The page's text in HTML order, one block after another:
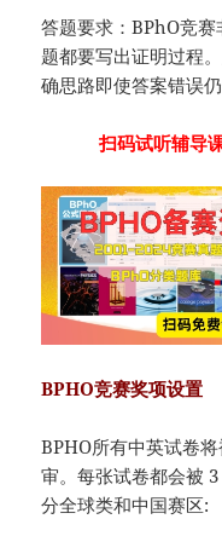
答题要求：BPhO竞
题都要写出证明过程
确思路即使答案错误
扫码试听辅导
BPHO竞赛奖项设置
BPHO所有中英试卷
审。每张试卷都会被
分全球类和中国赛区: